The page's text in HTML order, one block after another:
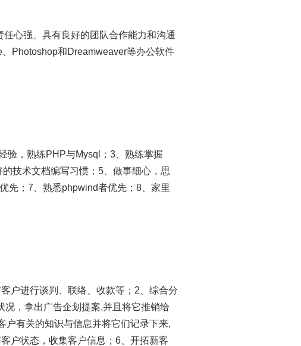
心强、具有良好的团队合作能力和沟通
Photoshop和Dreamweaver等办公软件
验，熟练PHP与Mysql；3、熟练掌握
技术文档编写习惯；5、做事细心，思
先；7、熟悉phpwind者优先；8、家里
户进行谈判、联络、收款等；2、综合分
，拿出广告企划提案,并且将它推销给
户有关的知识与信息并将它们记录下来,
户状态，收集客户信息；6、开拓新客